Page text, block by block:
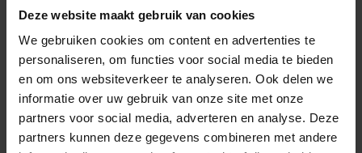
Deze website maakt gebruik van cookies
We gebruiken cookies om content en advertenties te
personaliseren, om functies voor social media te bieden
en om ons websiteverkeer te analyseren. Ook delen we
informatie over uw gebruik van onze site met onze
partners voor social media, adverteren en analyse. Deze
partners kunnen deze gegevens combineren met andere
31
September 2026
Mo Tu We Th Fr Sa
1 2 3 4 5
6